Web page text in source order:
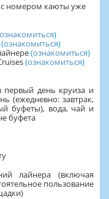
с номером каюты уже
ознакомиться)
(ознакомиться)
(ознакомиться)
(ознакомиться)
первый день круиза и
(ежедневно: завтрак,
буфеты), вода, чай и
буфета
лайнера (включая
пользование